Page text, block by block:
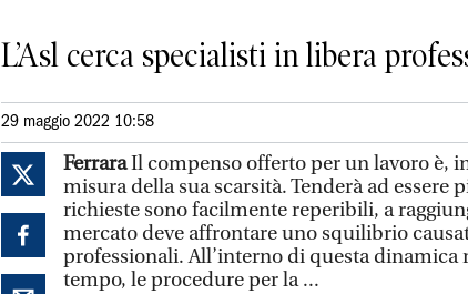
L’Asl cerca specialisti in libera
29 maggio 2022 10:58
FerraraIl compenso offerto per un lavoro è,
misura della sua scarsità. Tenderà ad essere
richieste sono facilmente reperibili, a
mercato deve affrontare uno squilibrio
professionali. All’interno di questa dinamica
tempo, le procedure per la ...